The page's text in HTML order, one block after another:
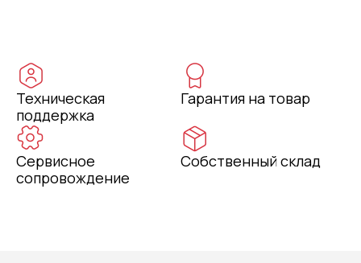
Техническая
поддержка
Гарантия на товар
Сервисное
сопровождение
Собственный склад